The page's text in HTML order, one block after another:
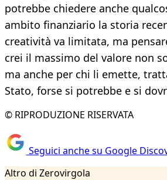
potrebbe chiedere anche
ambito finanziario la storia
creatività va limitata, ma
crei il massimo del valore non
ma anche per chi li emette,
Stato, forse si potrebbe e si
© RIPRODUZIONE RISERVATA
Seguici anche su Google
Altro di Zerovirgola